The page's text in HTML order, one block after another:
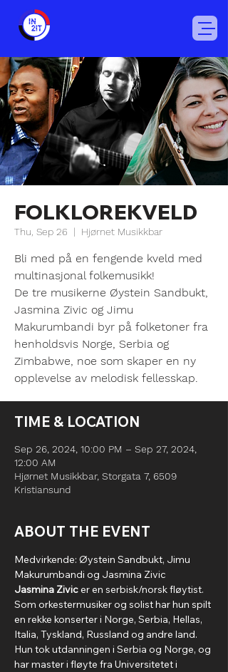
FOLKLOREKVELD
Thu, Sep 26
  |
Hjørnet Musikkbar
Bli med på en fengende kveld med
multinasjonal folkemusikk!
De tre musikerne Øystein Sandbukt,
Jasmina Zivic og Jimu
Makurumbandi byr på folketoner fra
henholdsvis Norge, Serbia og
Zimbabwe, noe som skaper en ny
opplevelse av melodisk fellesskap.
TIME & LOCATION
Sep 26, 2024, 10:00 PM – Sep 27, 2024,
12:00 AM
Hjørnet Musikkbar, Storgata 7, 6509
Kristiansund
ABOUT THE EVENT
Medvirkende: Øystein Sandbukt, Jimu
Makurumbandi og Jasmina Zivic
Jasmina Zivic er en serbisk/norsk fløytist.
Som orkestermusiker og solist har hun spilt
en rekke konserter i Norge, Serbia, Hellas,
Italia, Tyskland, Russland og andre land.
Hun tok utdanningen i Serbia og Norge, og
har master i fløyte fra Universitetet i